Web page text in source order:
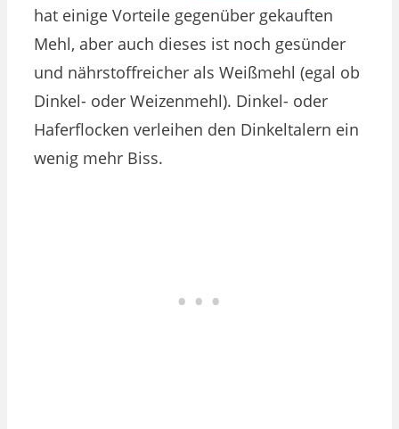
hat einige Vorteile gegenüber gekauften
Mehl, aber auch dieses ist noch gesünder
und nährstoffreicher als Weißmehl (egal ob
Dinkel- oder Weizenmehl). Dinkel- oder
Haferflocken verleihen den Dinkeltalern ein
wenig mehr Biss.